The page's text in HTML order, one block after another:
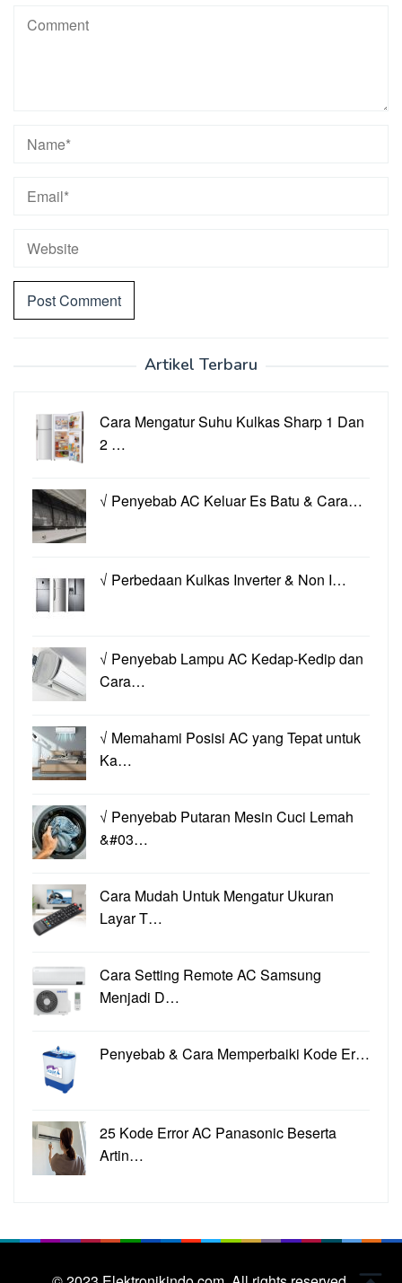
Artikel Terbaru
Cara Mengatur Suhu Kulkas Sharp 1 Dan
2 …
√ Penyebab AC Keluar Es Batu & Cara…
√ Perbedaan Kulkas Inverter & Non I…
√ Penyebab Lampu AC Kedap-Kedip dan
Cara…
√ Memahami Posisi AC yang Tepat untuk
Ka…
√ Penyebab Putaran Mesin Cuci Lemah
&#03…
Cara Mudah Untuk Mengatur Ukuran
Layar T…
Cara Setting Remote AC Samsung
Menjadi D…
Penyebab & Cara Memperbaiki Kode Er…
25 Kode Error AC Panasonic Beserta
Artin…